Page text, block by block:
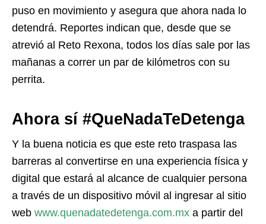
puso en movimiento y asegura que ahora nada lo
detendrá. Reportes indican que, desde que se
atrevió al Reto Rexona, todos los días sale por las
mañanas a correr un par de kilómetros con su
perrita.
Ahora sí #QueNadaTeDetenga
Y la buena noticia es que este reto traspasa las
barreras al convertirse en una experiencia física y
digital que estará al alcance de cualquier persona
a través de un dispositivo móvil al ingresar al sitio
web www.quenadatedetenga.com.mx a partir del